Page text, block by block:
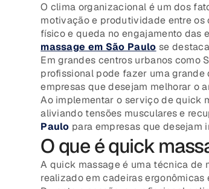
O clima organizacional é um dos
motivação e produtividade entre os
físico e queda no engajamento das
massage em São Paulo se
Em grandes centros urbanos como
profissional pode fazer uma
empresas que desejam melhorar o
Ao implementar o serviço de quick
aliviando tensões musculares e
Paulo para empresas que desejam
O que é quick
A quick massage é uma técnica de
realizado em cadeiras